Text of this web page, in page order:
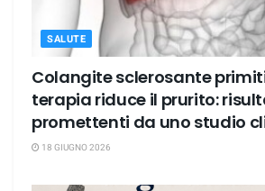
SALUTE
Colangite sclerosante
terapia riduce il prurito:
promettenti da uno studio
18 GIUGNO 2026